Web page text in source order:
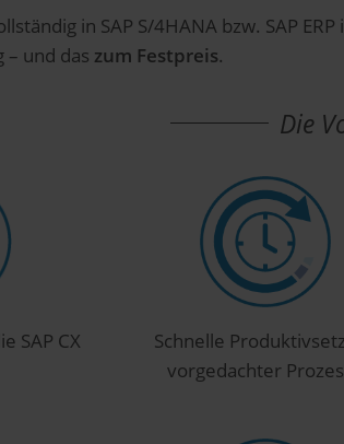
in SAP S/4HANA bzw. SAP
– und das zum Festpreis.
Die
SAP CX
Schnelle
vorgedachter